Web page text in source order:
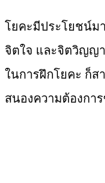
โยคะมีประโยชน์ม
จิตใจ และจิตวิญญ
ในการฝึกโยคะ ก็
สนองความต้องกา